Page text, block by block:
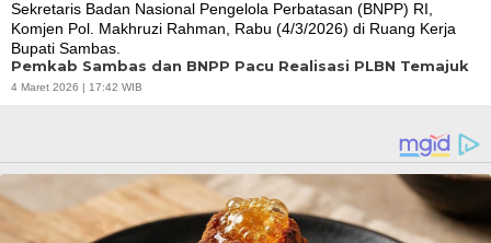
Pemkab Sambas dan BNPP Pacu Realisasi PLBN Temajuk
4 Maret 2026 | 17:42 WIB